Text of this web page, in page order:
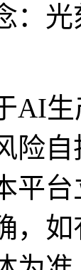
：
AI
险
平
，